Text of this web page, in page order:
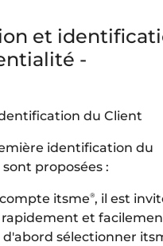
et
-
du Client
identification du
proposées :
itsme®, il est
et
d'abord sélectionner